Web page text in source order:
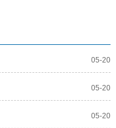
05-20
05-20
05-20